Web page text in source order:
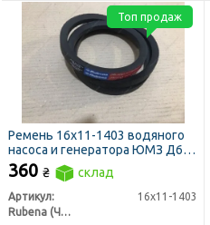
Ремень 16х11-1403 водяного
насоса и генератора ЮМЗ Д65
(пр-во Rubena)
360 ₴ склад
Артикул:
16x11-1403
Rubena (Чехия)
Топ продаж